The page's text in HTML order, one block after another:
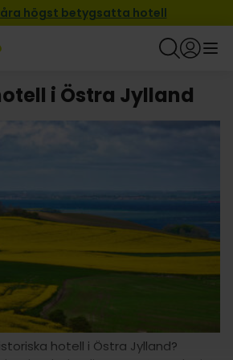
högst betygsatta hotell
i Östra Jylland
hotell i Östra Jylland?